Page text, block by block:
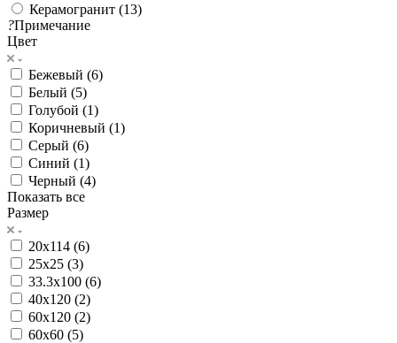
Керамогранит (13)
?Примечание
Цвет
Бежевый (6)
Белый (5)
Голубой (1)
Коричневый (1)
Серый (6)
Синий (1)
Черный (4)
Показать все
Размер
20x114 (6)
25x25 (3)
33.3x100 (6)
40x120 (2)
60х120 (2)
60х60 (5)